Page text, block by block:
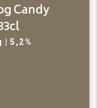
Candy
| 5,2%